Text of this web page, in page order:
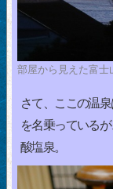
部屋から見えた富
さて、ここの温
を名乗っている
酸塩泉。